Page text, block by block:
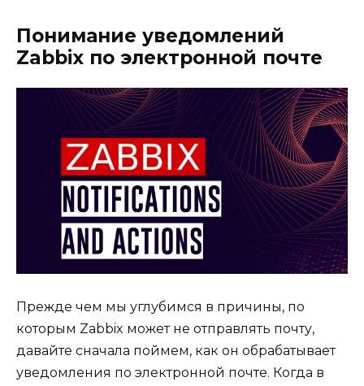
Понимание уведомлений
Zabbix по электронной почте
Прежде чем мы углубимся в причины, по
которым Zabbix может не отправлять почту,
давайте сначала поймем, как он обрабатывает
уведомления по электронной почте. Когда в